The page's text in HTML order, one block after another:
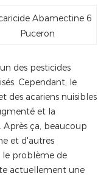
Puceron
des pesticides
Cependant, le
des acariens nuisibles
et la
Après ça, beaucoup
et d'autres
le problème de
actuellement une